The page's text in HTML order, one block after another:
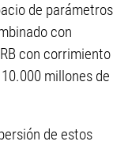
de parámetros
con
con corrimiento
millones de
de estos